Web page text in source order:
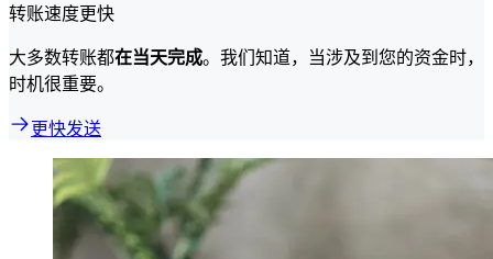
转账速度更快
大多数转账都在当天完成。我们知道，当涉及到您的资金时，
时机很重要。
更快发送